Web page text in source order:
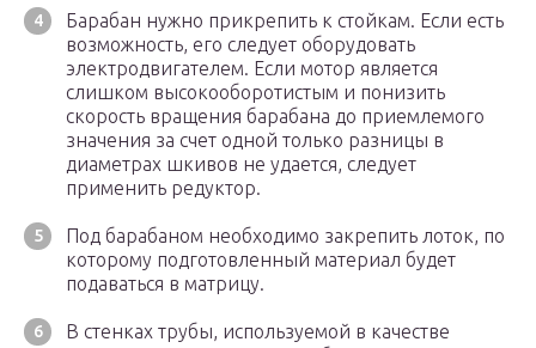
Барабан нужно прикрепить к стойкам. Если есть
возможность, его следует оборудовать
электродвигателем. Если мотор является
слишком высокооборотистым и понизить
скорость вращения барабана до приемлемого
значения за счет одной только разницы в
диаметрах шкивов не удается, следует
применить редуктор.
Под барабаном необходимо закрепить лоток, по
которому подготовленный материал будет
подаваться в матрицу.
В стенках трубы, используемой в качестве